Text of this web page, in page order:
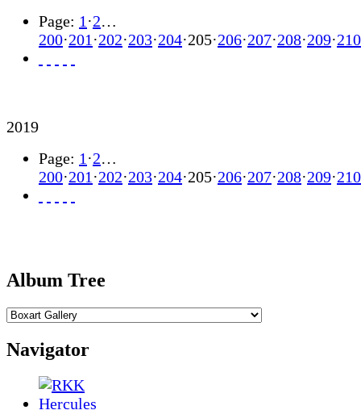
Page: 1 ·2…
200·201 ·202·203·204·205·206·207·208·209·210
2019
Page: 1 ·2…
200·201 ·202·203·204·205·206·207·208·209·210
Album Tree
Navigator